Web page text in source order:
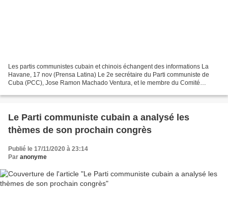
Les partis communistes cubain et chinois échangent des informations La
Havane, 17 nov (Prensa Latina) Le 2e secrétaire du Parti communiste de
Cuba (PCC), Jose Ramon Machado Ventura, et le membre du Comité
Le Parti communiste cubain a analysé les
thèmes de son prochain congrès
Publié le 17/11/2020 à 23:14
Par anonyme